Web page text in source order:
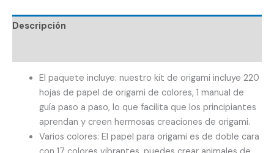
Descripción
El paquete incluye: nuestro kit de origami incluye 220
hojas de papel de origami de colores, 1 manual de
guía paso a paso, lo que facilita que los principiantes
aprendan y creen hermosas creaciones de origami.
Varios colores: El papel para origami es de doble cara